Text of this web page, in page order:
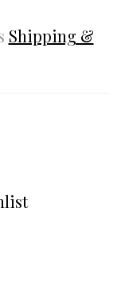
Shipping &